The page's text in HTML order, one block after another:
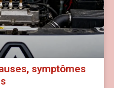
symptômes